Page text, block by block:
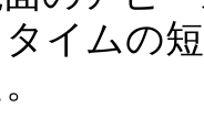
イムの